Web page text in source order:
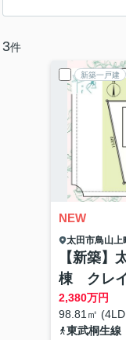
3件
新築一戸建
NEW
太田市鳥山上
【新築
棟 クレ
2,380万円
98.81㎡
東武桐生線